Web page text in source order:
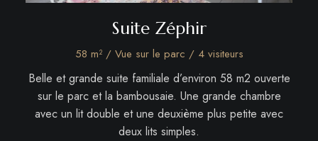
Suite Zéphir
58 m² / Vue sur le parc / 4 visiteurs
Belle et grande suite familiale d’environ 58 m2 ouverte
sur le parc et la bambousaie. Une grande chambre
avec un lit double et une deuxième plus petite avec
deux lits simples.